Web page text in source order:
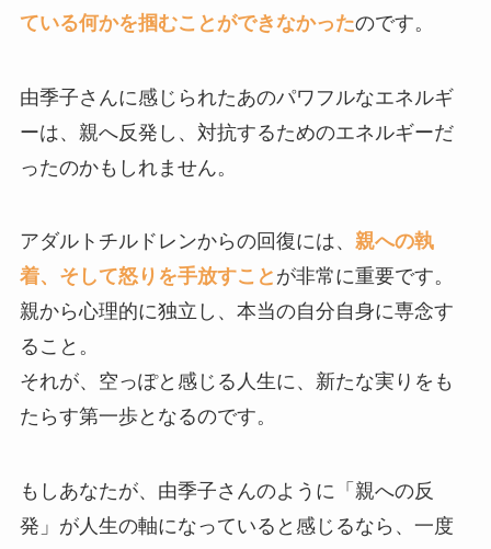
ている何かを掴むことができなかったのです。
由季子さんに感じられたあのパワフルなエネルギ
ーは、親へ反発し、対抗するためのエネルギーだ
ったのかもしれません。
アダルトチルドレンからの回復には、 親への執
着、そして怒りを手放すこと が非常に重要です。
親から心理的に独立し、本当の自分自身に専念す
ること。
それが、空っぽと感じる人生に、新たな実りをも
たらす第一歩となるのです。
もしあなたが、由季子さんのように「親への反
発」が人生の軸になっていると感じるなら、一度